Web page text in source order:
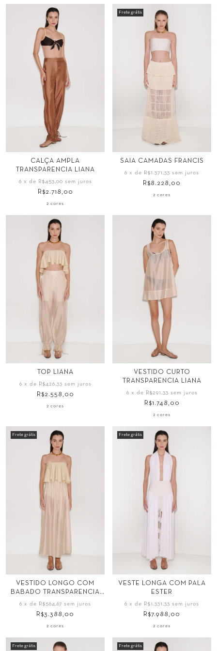
Tamanho
34 36 38 40
CALÇA AMPLA
TRANSPARENCIA LIANA
6 x de R$453,00 sem juros
R$2.718,00
2 cores
Frete grátis
Tamanho
P G
SAIA CAMADAS FRANCIS
6 x de R$1.371,33 sem juros
R$8.228,00
2 cores
Tamanho
P G
TOP LIANA
6 x de R$426,33 sem juros
R$2.558,00
2 cores
Tamanho
34 36 38 40
VESTIDO CURTO
TRANSPARENCIA LIANA
6 x de R$291,33 sem juros
R$1.748,00
2 cores
Frete grátis
Tamanho
34 38 40
VESTIDO LONGO COM
BABADO TRANSPARENCIA
LIANA
6 x de R$564,67 sem juros
R$3.388,00
2 cores
Frete grátis
Tamanho
P M
VESTE LONGA COM PALA
ESTER
6 x de R$1.331,33 sem juros
R$7.988,00
2 cores
Frete grátis Frete grátis